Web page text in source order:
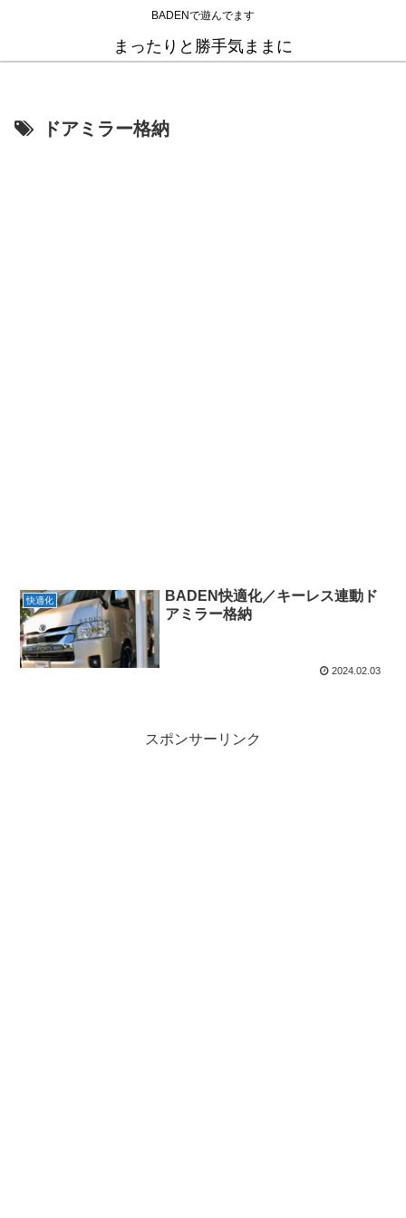
BADENで遊んでます
まったりと勝手気ままに
ドアミラー格納
快適化
BADEN快適化／キーレス連動ド
アミラー格納
2024.02.03
スポンサーリンク